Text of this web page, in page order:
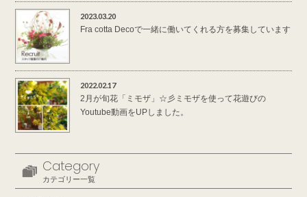
2023.03.20
Fra cotta Decoで一緒に働いてくれる方を募集しています
2022.02.17
2月が旬花「ミモザ」☆彡ミモザを使って花遊びの
Youtube動画をUPしました。
Category
カテゴリー一覧